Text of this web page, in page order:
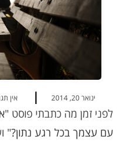
ינואר 20, 2014 אין
לפני זמן מה כתבתי פוסט "
עם עצמך בכל רגע נתון?"